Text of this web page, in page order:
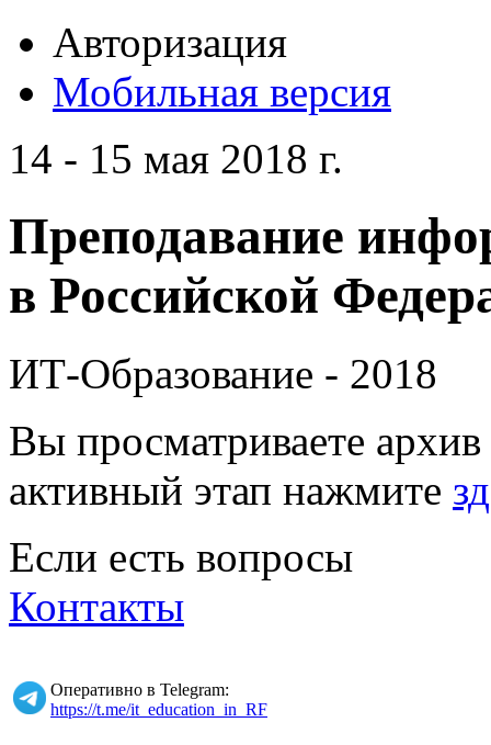
Авторизация
Мобильная версия
14 - 15 мая 2018 г.
Преподавание
в Российской
ИТ-Образование - 2018
Вы просматриваете
активный этап нажмите
Если есть вопросы
Контакты
Оперативно в Telegram:
https://t.me/it_education_in_RF